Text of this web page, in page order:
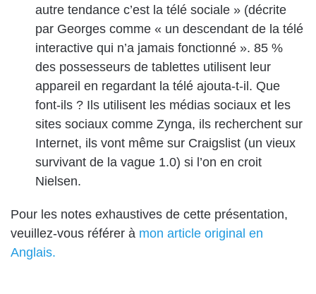
autre tendance c’est la télé sociale » (décrite
par Georges comme « un descendant de la télé
interactive qui n’a jamais fonctionné ». 85 %
des possesseurs de tablettes utilisent leur
appareil en regardant la télé ajouta-t-il. Que
font-ils ? Ils utilisent les médias sociaux et les
sites sociaux comme Zynga, ils recherchent sur
Internet, ils vont même sur Craigslist (un vieux
survivant de la vague 1.0) si l’on en croit
Nielsen.
Pour les notes exhaustives de cette présentation,
veuillez-vous référer à mon article original en
Anglais.